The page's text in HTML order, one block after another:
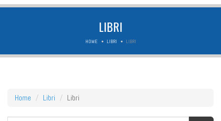
LIBRI
HOME LIBRI LIBRI
Home Libri Libri